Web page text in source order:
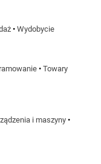
• Wydobycie
• Towary
i maszyny •